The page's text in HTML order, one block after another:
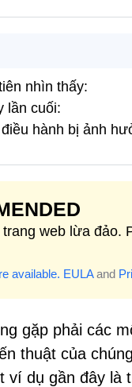
nhìn thấy:
lần cuối:
hành bị ảnh
web lừa đảo.
available. EULAand
gặp phải các
thuật của
ví dụ gần đây là